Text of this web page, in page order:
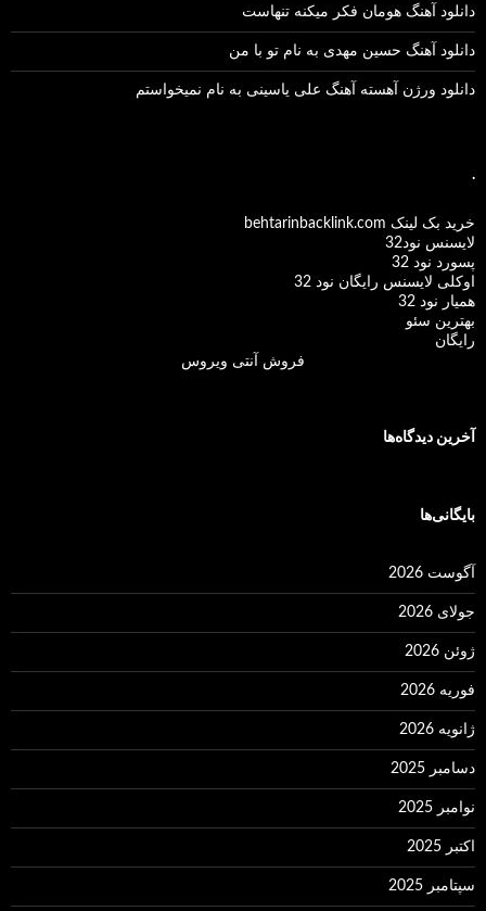
دانلود آهنگ هومان فکر میکنه تنهاست
دانلود آهنگ حسین مهدی به نام تو با من
دانلود ورژن آهسته آهنگ علی یاسینی به نام نمیخواستم
.
خرید بک لینک behtarinbacklink.com
لایسنس نود32
پسورد نود 32
اوکلی لایسنس رایگان نود 32
همیار نود 32
بهترین سئو
رایگان
فروش آنتی ویروس
آخرین دیدگاه‌ها
بایگانی‌ها
آگوست 2026
جولای 2026
ژوئن 2026
فوریه 2026
ژانویه 2026
دسامبر 2025
نوامبر 2025
اکتبر 2025
سپتامبر 2025